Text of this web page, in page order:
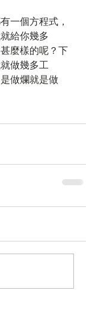
一個方程式，
給你幾多
麼樣的呢？下
做幾多工
做爛就是做